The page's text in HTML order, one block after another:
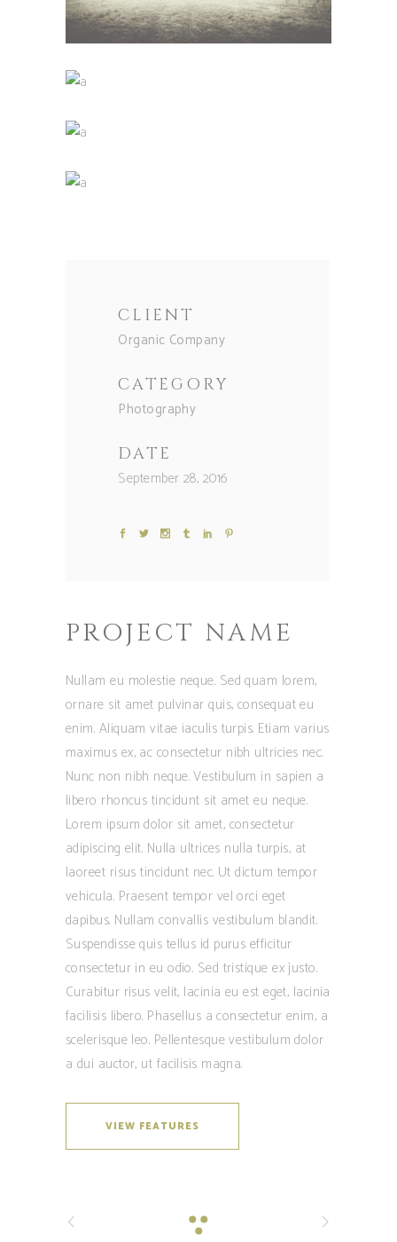
CLIENT
Organic Company
CATEGORY
Photography
DATE
September 28, 2016
PROJECT NAME
Nullam eu molestie neque. Sed quam lorem,
ornare sit amet pulvinar quis, consequat eu
enim. Aliquam vitae iaculis turpis. Etiam varius
maximus ex, ac consectetur nibh ultricies nec.
Nunc non nibh neque. Vestibulum in sapien a
libero rhoncus tincidunt sit amet eu neque.
Lorem ipsum dolor sit amet, consectetur
adipiscing elit. Nulla ultrices nulla turpis, at
laoreet risus tincidunt nec. Ut dictum tempor
vehicula. Praesent tempor vel orci eget
dapibus. Nullam convallis vestibulum blandit.
Suspendisse quis tellus id purus efficitur
consectetur in eu odio. Sed tristique ex justo.
Curabitur risus velit, lacinia eu est eget, lacinia
facilisis libero. Phasellus a consectetur enim, a
scelerisque leo. Pellentesque vestibulum dolor
a dui auctor, ut facilisis magna.
VIEW FEATURES